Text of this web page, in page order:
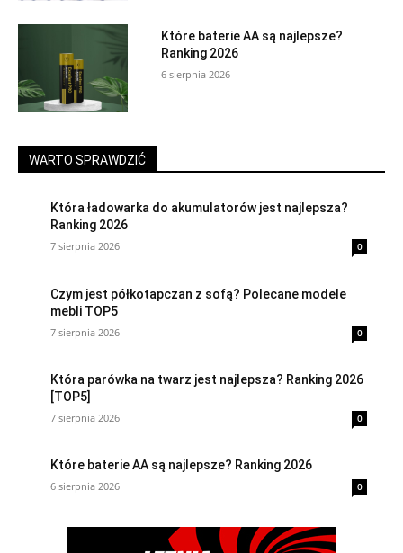
Które baterie AA są najlepsze?
Ranking 2026
6 sierpnia 2026
WARTO SPRAWDZIĆ
Która ładowarka do akumulatorów jest najlepsza?
Ranking 2026
7 sierpnia 2026 0
Czym jest półkotapczan z sofą? Polecane modele
mebli TOP5
7 sierpnia 2026 0
Która parówka na twarz jest najlepsza? Ranking 2026
[TOP5]
7 sierpnia 2026 0
Które baterie AA są najlepsze? Ranking 2026
6 sierpnia 2026 0